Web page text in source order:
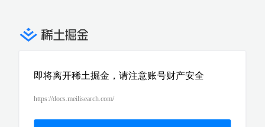
即将离开稀土掘金，请注意账号财产安全
https://docs.meilisearch.com/